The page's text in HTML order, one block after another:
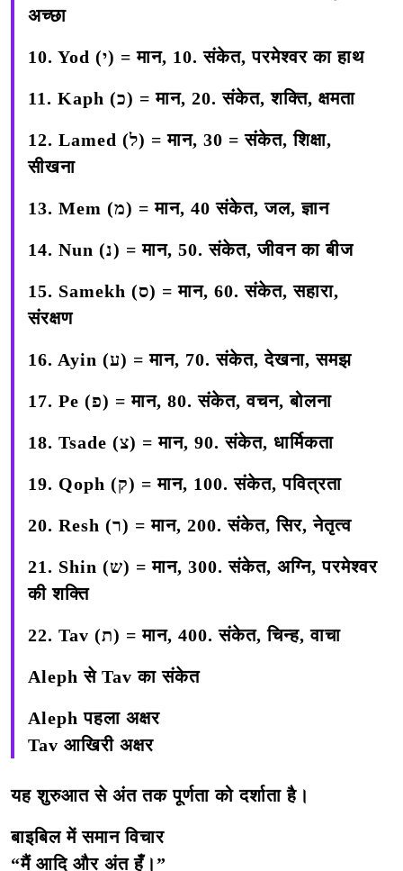
अच्छा
10. Yod (י) =मान, 10. संकेत, परमेश्वर का हाथ
11. Kaph (כ) =मान, 20. संकेत, शक्ति, क्षमता
12. Lamed (ל) =मान, 30 = संकेत, शिक्षा,
सीखना
13. Mem (מ) =मान, 40 संकेत, जल, ज्ञान
14. Nun (נ) =मान, 50. संकेत, जीवन का बीज
15. Samekh (ס) =मान, 60. संकेत, सहारा,
संरक्षण
16. Ayin (ע) =मान, 70. संकेत, देखना, समझ
17. Pe (פ) =मान, 80. संकेत, वचन, बोलना
18. Tsade (צ) =मान, 90. संकेत, धार्मिकता
19. Qoph (ק) =मान, 100. संकेत, पवित्रता
20. Resh (ר) =मान, 200. संकेत, सिर, नेतृत्व
21. Shin (ש) =मान, 300. संकेत, अग्नि, परमेश्वर
की शक्ति
22. Tav (ת) =मान, 400. संकेत, चिन्ह, वाचा
Aleph से Tav का संकेत
Aleph पहला अक्षर
Tav आखिरी अक्षर
यह शुरुआत से अंत तक पूर्णता को दर्शाता है।
बाइबिल में समान विचार
“मैं आदि और अंत हूँ।”